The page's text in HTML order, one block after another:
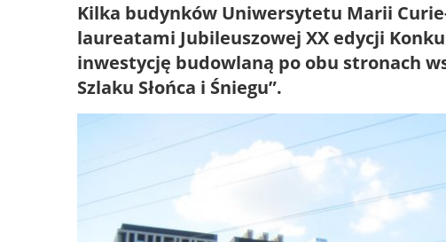
Kilka budynków Uniwersytetu Marii
laureatami Jubileuszowej XX edycji
inwestycję budowlaną po obu stronach
Szlaku Słońca i Śniegu”.